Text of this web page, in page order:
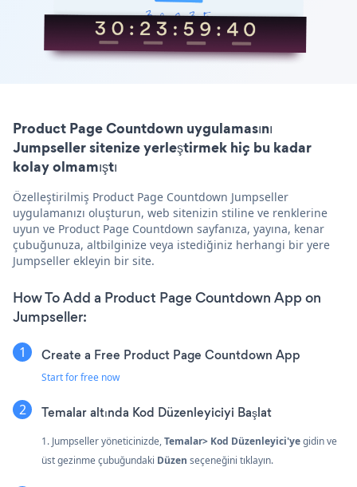
Product Page Countdown uygulamasını
Jumpseller sitenize yerleştirmek hiç bu kadar
kolay olmamıştı
Özelleştirilmiş Product Page Countdown Jumpseller
uygulamanızı oluşturun, web sitenizin stiline ve renklerine
uyun ve Product Page Countdown sayfanıza, yayına, kenar
çubuğunuza, altbilginize veya istediğiniz herhangi bir yere
Jumpseller ekleyin bir site.
How To Add a Product Page Countdown App on
Jumpseller:
Create a Free Product Page Countdown App
Start for free now
Temalar altında Kod Düzenleyiciyi Başlat
1. Jumpseller yöneticinizde,Temalar> Kod Düzenleyici'yegidin ve
üst gezinme çubuğundaki Düzen seçeneğini tıklayın.